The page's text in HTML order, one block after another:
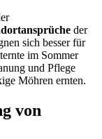
der
sich besser für
im Sommer
und Pflege
Möhren ernten.
von